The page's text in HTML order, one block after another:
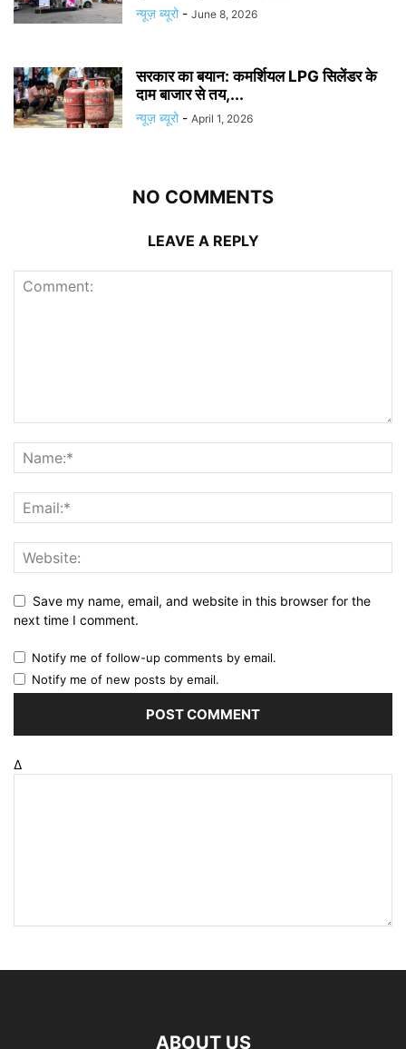
न्यूज़ ब्यूरो - June 8, 2026
सरकार का बयान: कमर्शियल LPG सिलेंडर के
दाम बाजार से तय,...
न्यूज़ ब्यूरो - April 1, 2026
NO COMMENTS
LEAVE A REPLY
Save my name, email, and website in this browser for the
next time I comment.
Notify me of follow-up comments by email.
Notify me of new posts by email.
Δ
ABOUT US